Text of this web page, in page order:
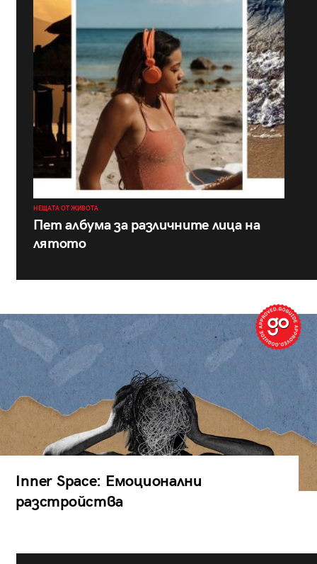
НЕЩАТА ОТ ЖИВОТА
Пет албума за различните лица на
лятото
Inner Space: Емоционални
разстройства